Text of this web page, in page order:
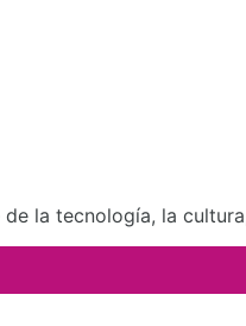
la tecnología, la